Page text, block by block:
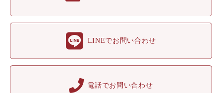
LINEでお問い合わせ
電話でお問い合わせ